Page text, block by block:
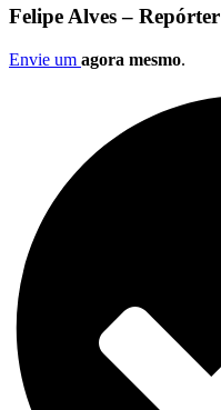
Felipe Alves – Repórter
Envie um agora mesmo.